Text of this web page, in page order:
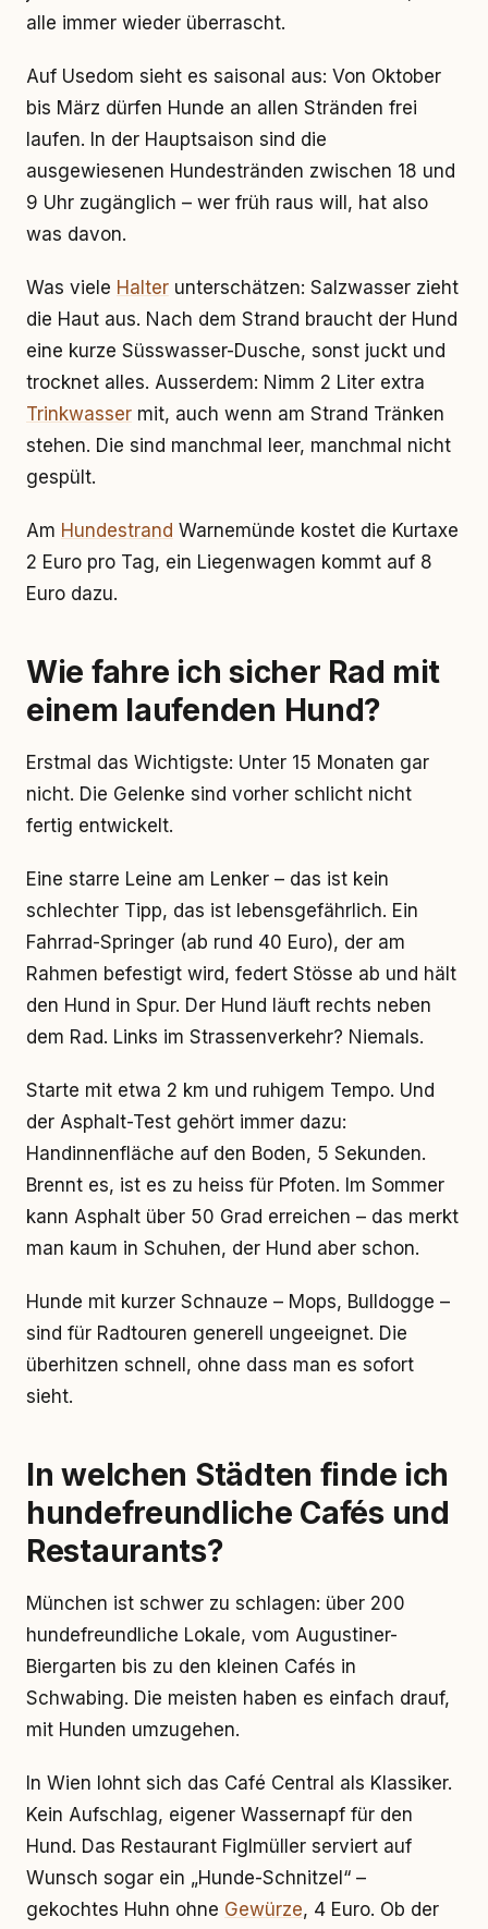
alle immer wieder überrascht.
Auf Usedom sieht es saisonal aus: Von Oktober
bis März dürfen Hunde an allen Stränden frei
laufen. In der Hauptsaison sind die
ausgewiesenen Hundestränden zwischen 18 und
9 Uhr zugänglich – wer früh raus will, hat also
was davon.
Was viele Halter unterschätzen: Salzwasser zieht
die Haut aus. Nach dem Strand braucht der Hund
eine kurze Süsswasser-Dusche, sonst juckt und
trocknet alles. Ausserdem: Nimm 2 Liter extra
Trinkwasser mit, auch wenn am Strand Tränken
stehen. Die sind manchmal leer, manchmal nicht
gespült.
Am Hundestrand Warnemünde kostet die Kurtaxe
2 Euro pro Tag, ein Liegenwagen kommt auf 8
Euro dazu.
Wie fahre ich sicher Rad mit
einem laufenden Hund?
Erstmal das Wichtigste: Unter 15 Monaten gar
nicht. Die Gelenke sind vorher schlicht nicht
fertig entwickelt.
Eine starre Leine am Lenker – das ist kein
schlechter Tipp, das ist lebensgefährlich. Ein
Fahrrad-Springer (ab rund 40 Euro), der am
Rahmen befestigt wird, federt Stösse ab und hält
den Hund in Spur. Der Hund läuft rechts neben
dem Rad. Links im Strassenverkehr? Niemals.
Starte mit etwa 2 km und ruhigem Tempo. Und
der Asphalt-Test gehört immer dazu:
Handinnenfläche auf den Boden, 5 Sekunden.
Brennt es, ist es zu heiss für Pfoten. Im Sommer
kann Asphalt über 50 Grad erreichen – das merkt
man kaum in Schuhen, der Hund aber schon.
Hunde mit kurzer Schnauze – Mops, Bulldogge –
sind für Radtouren generell ungeeignet. Die
überhitzen schnell, ohne dass man es sofort
sieht.
In welchen Städten finde ich
hundefreundliche Cafés und
Restaurants?
München ist schwer zu schlagen: über 200
hundefreundliche Lokale, vom Augustiner-
Biergarten bis zu den kleinen Cafés in
Schwabing. Die meisten haben es einfach drauf,
mit Hunden umzugehen.
In Wien lohnt sich das Café Central als Klassiker.
Kein Aufschlag, eigener Wassernapf für den
Hund. Das Restaurant Figlmüller serviert auf
Wunsch sogar ein „Hunde-Schnitzel“ –
gekochtes Huhn ohne Gewürze, 4 Euro. Ob der